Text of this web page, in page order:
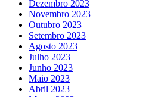
Dezembro 2023
Novembro 2023
Outubro 2023
Setembro 2023
Agosto 2023
Julho 2023
Junho 2023
Maio 2023
Abril 2023